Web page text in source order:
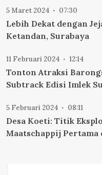
5 Maret 2024 07:30
Lebih Dekat dengan
Ketandan, Surabaya
11 Februari 2024 12:14
Tonton Atraksi
Subtrack Edisi Imlek
5 Februari 2024 08:11
Desa Koeti: Titik
Maatschappij Pertama